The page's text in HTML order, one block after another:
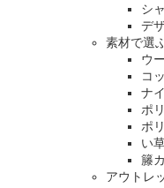
シ
デ
素材で選
ウ
コ
ナ
ポ
ポ
い
籐
アウトレ